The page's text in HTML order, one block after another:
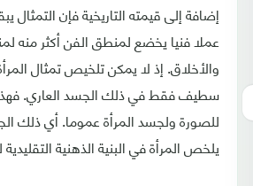
إضافة إلى قيمته التاريخية فإن
عملا فنيا يخضع لمنطق الفن أكثر منه
والأخلاق. إذ لا يمكن تلخيص تمثال
سطيف فقط في ذلك الجسد العاري. فهذه
للصورة ولجسد المرأة عموما. أي ذلك
يلخص المرأة في البنية الذهنية